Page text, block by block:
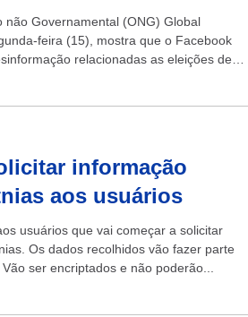
não Governamental (ONG) Global
feira (15), mostra que o Facebook
relacionadas as eleições de
informação
aos usuários
usuários que vai começar a solicitar
Os dados recolhidos vão fazer parte
ser encriptados e não poderão...